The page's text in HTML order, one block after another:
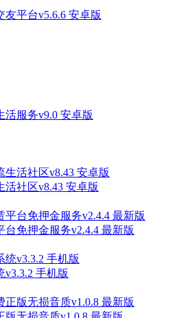
平台v5.6.6 安卓版
服务v9.0 安卓版
社区v8.43 安卓版
免押金服务v2.4.4 最新版
手机版